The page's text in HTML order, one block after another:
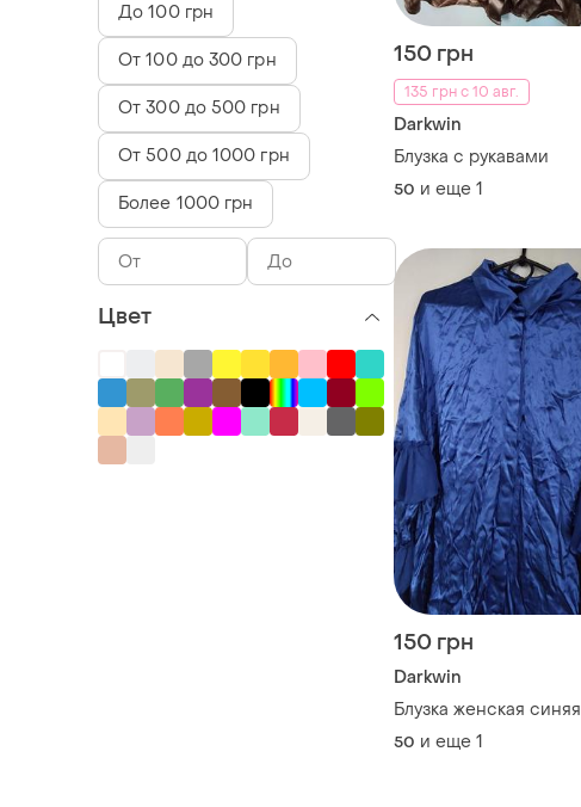
150 грн
135 грн с 10 авг.
Darkwin
Блузка с рукавами
50 и еще 1
150 грн
Darkwin
Блузка женская синяя
50 и еще 1
До 100 грн
От 100 до 300 грн
От 300 до 500 грн
От 500 до 1000 грн
Более 1000 грн
Цвет